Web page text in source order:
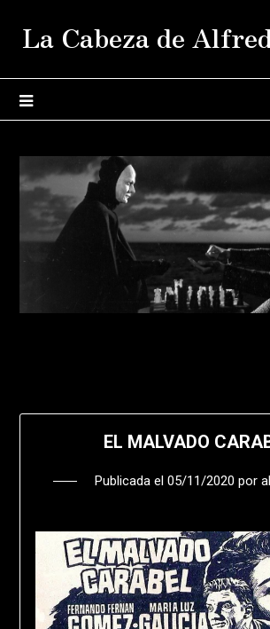
La Cabeza de
EL MALVADO
Publicada el 05/11/2020 por